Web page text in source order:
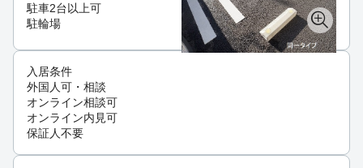
駐車2台以上可
駐輪場
入居条件
外国人可・相談
オンライン相談可
オンライン内見可
保証人不要